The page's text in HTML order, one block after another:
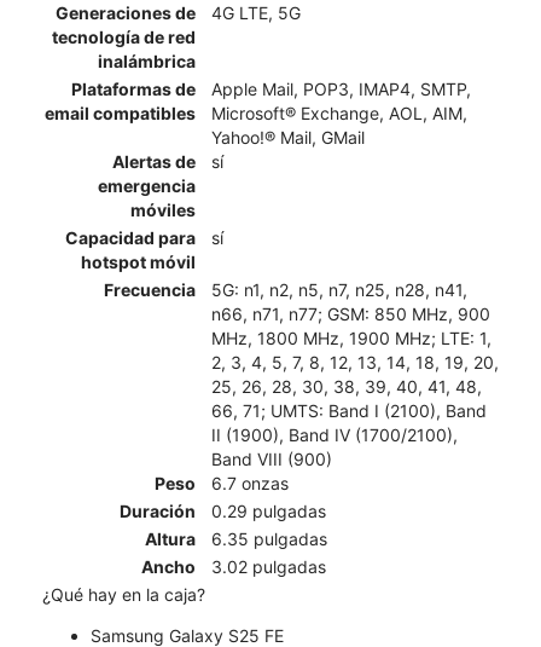
Generaciones de
tecnología de red
inalámbrica
4G LTE, 5G
Plataformas de
email compatibles
Apple Mail, POP3, IMAP4, SMTP,
Microsoft® Exchange, AOL, AIM,
Yahoo!® Mail, GMail
Alertas de
emergencia
móviles
sí
Capacidad para
hotspot móvil
sí
Frecuencia
5G: n1, n2, n5, n7, n25, n28, n41,
n66, n71, n77; GSM: 850 MHz, 900
MHz, 1800 MHz, 1900 MHz; LTE: 1,
2, 3, 4, 5, 7, 8, 12, 13, 14, 18, 19, 20,
25, 26, 28, 30, 38, 39, 40, 41, 48,
66, 71; UMTS: Band I (2100), Band
II (1900), Band IV (1700/2100),
Band VIII (900)
Peso
6.7 onzas
Duración
0.29 pulgadas
Altura
6.35 pulgadas
Ancho
3.02 pulgadas
¿Qué hay en la caja?
Samsung Galaxy S25 FE